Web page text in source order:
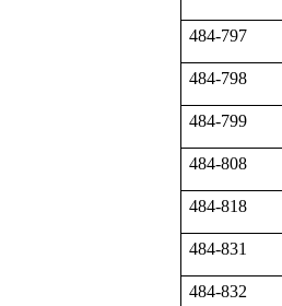
484-797
484-798
484-799
484-808
484-818
484-831
484-832